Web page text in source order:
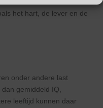
het hart, de lever en de
onder andere last
gemiddeld IQ,
leeftijd kunnen daar